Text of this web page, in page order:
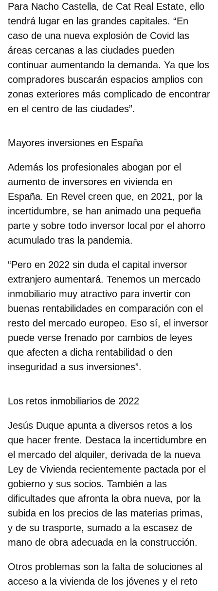
Para Nacho Castella, de Cat Real Estate, ello
tendrá lugar en las grandes capitales. “En
caso de una nueva explosión de Covid las
áreas cercanas a las ciudades pueden
continuar aumentando la demanda. Ya que los
compradores buscarán espacios amplios con
zonas exteriores más complicado de encontrar
en el centro de las ciudades”.
Mayores inversiones en España
Además los profesionales abogan por el
aumento de inversores en vivienda en
España. En Revel creen que, en 2021, por la
incertidumbre, se han animado una pequeña
parte y sobre todo inversor local por el ahorro
acumulado tras la pandemia.
“Pero en 2022 sin duda el capital inversor
extranjero aumentará. Tenemos un mercado
inmobiliario muy atractivo para invertir con
buenas rentabilidades en comparación con el
resto del mercado europeo. Eso sí, el inversor
puede verse frenado por cambios de leyes
que afecten a dicha rentabilidad o den
inseguridad a sus inversiones”.
Los retos inmobiliarios de 2022
Jesús Duque apunta a diversos retos a los
que hacer frente. Destaca la incertidumbre en
el mercado del alquiler, derivada de la nueva
Ley de Vivienda recientemente pactada por el
gobierno y sus socios. También a las
dificultades que afronta la obra nueva, por la
subida en los precios de las materias primas,
y de su trasporte, sumado a la escasez de
mano de obra adecuada en la construcción.
Otros problemas son la falta de soluciones al
acceso a la vivienda de los jóvenes y el reto